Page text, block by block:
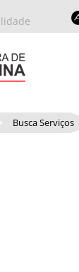
Busca Serviços